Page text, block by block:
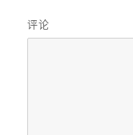
评论